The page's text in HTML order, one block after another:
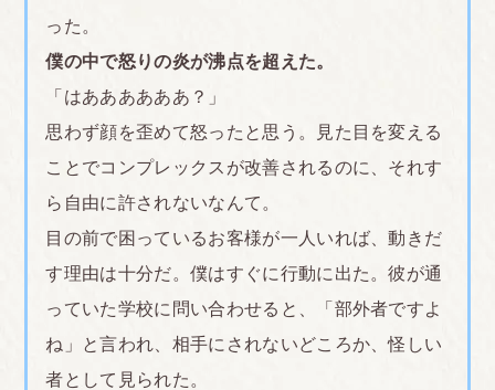
った。
僕の中で怒りの炎が沸点を超えた。
「はああああああ？」
思わず顔を歪めて怒ったと思う。見た目を変える
ことでコンプレックスが改善されるのに、それす
ら自由に許されないなんて。
目の前で困っているお客様が一人いれば、動きだ
す理由は十分だ。僕はすぐに行動に出た。彼が通
っていた学校に問い合わせると、「部外者ですよ
ね」と言われ、相手にされないどころか、怪しい
者として見られた。